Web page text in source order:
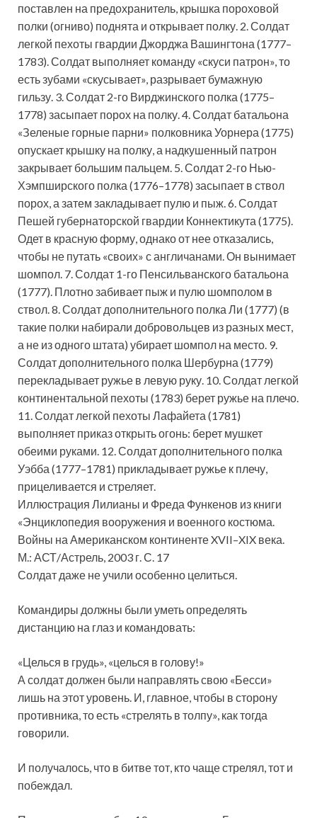
поставлен на предохранитель, крышка пороховой
полки (огниво) поднята и открывает полку. 2. Солдат
легкой пехоты гвардии Джорджа Вашингтона (1777–
1783). Солдат выполняет команду «скуси патрон», то
есть зубами «скусывает», разрывает бумажную
гильзу. 3. Солдат 2-го Вирджинского полка (1775–
1778) засыпает порох на полку. 4. Солдат батальона
«Зеленые горные парни» полковника Уорнера (1775)
опускает крышку на полку, а надкушенный патрон
закрывает большим пальцем. 5. Солдат 2-го Нью-
Хэмпширского полка (1776–1778) засыпает в ствол
порох, а затем закладывает пулю и пыж. 6. Солдат
Пешей губернаторской гвардии Коннектикута (1775).
Одет в красную форму, однако от нее отказались,
чтобы не путать «своих» с англичанами. Он вынимает
шомпол. 7. Солдат 1-го Пенсильванского батальона
(1777). Плотно забивает пыж и пулю шомполом в
ствол. 8. Солдат дополнительного полка Ли (1777) (в
такие полки набирали добровольцев из разных мест,
а не из одного штата) убирает шомпол на место. 9.
Солдат дополнительного полка Шербурна (1779)
перекладывает ружье в левую руку. 10. Солдат легкой
континентальной пехоты (1783) берет ружье на плечо.
11. Солдат легкой пехоты Лафайета (1781)
выполняет приказ открыть огонь: берет мушкет
обеими руками. 12. Солдат дополнительного полка
Уэбба (1777–1781) прикладывает ружье к плечу,
прицеливается и стреляет.
Иллюстрация Лилианы и Фреда Функенов из книги
«Энциклопедия вооружения и военного костюма.
Войны на Американском континенте XVII–XIX века.
М.: АСТ/Астрель, 2003 г. С. 17
Солдат даже не учили особенно целиться.
Командиры должны были уметь определять
дистанцию на глаз и командовать:
«Целься в грудь», «целься в голову!»
А солдат должен были направлять свою «Бесси»
лишь на этот уровень. И, главное, чтобы в сторону
противника, то есть «стрелять в толпу», как тогда
говорили.
И получалось, что в битве тот, кто чаще стрелял, тот и
побеждал.